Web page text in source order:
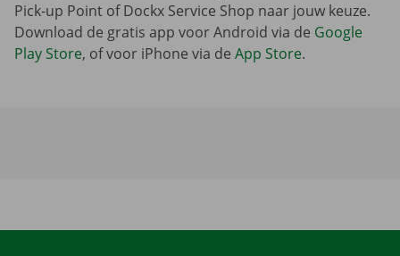
Pick-up Point of Dockx Service Shop naar jouw keuze.
Download de gratis app voor Android via de Google
Play Store, of voor iPhone via de App Store.